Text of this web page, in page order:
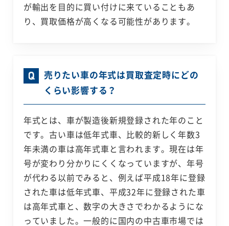
が輸出を目的に買い付けに来ていることもあ
り、買取価格が高くなる可能性があります。
売りたい車の年式は買取査定時にどの
くらい影響する？
年式とは、車が製造後新規登録された年のこと
です。古い車は低年式車、比較的新しく年数3
年未満の車は高年式車と言われます。現在は年
号が変わり分かりにくくなっていますが、年号
が代わる以前でみると、例えば平成18年に登録
された車は低年式車、平成32年に登録された車
は高年式車と、数字の大きさでわかるようにな
っていました。一般的に国内の中古車市場では